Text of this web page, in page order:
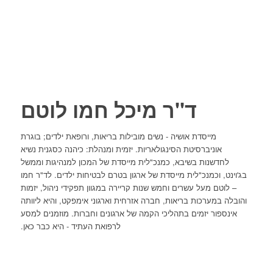
ד"ר מיכל חמו לוטם
מייסדת אושיה - נשים מובילות בריאות, ורופאת ילדים; בוגרת
אוניברסיטת הסינגולאריות. יזמית ומנהלת: כיהנה כסגנית נשיא
לחדשנות בשיבא, כמנכ"לית מייסדת של המכון למנהיגות וממשל
בג'וינט, וכמנכ"לית מייסדת של ארגון בטרם לבטיחות ילדים. לד"ר חמו
– לוטם מעל עשרים וחמש שנות קריירה במגוון תפקידי ניהול, יזמות
והובלה במערכות בריאות, חברה אזרחית וארגוני אימפקט, והיא ליוותה
אינספור יזמים בתהליכי הקמה של ארגונים וחברות. מוזמנים למסע
לרפואת העתיד - היא כבר כאן.